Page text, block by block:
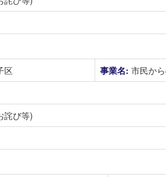
区 事業名: 市民か
詫び等)